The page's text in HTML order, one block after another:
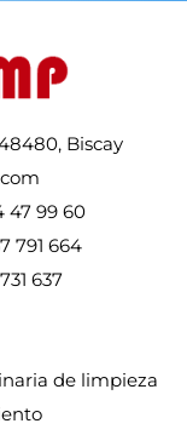
Biscay
47 99 60
791 664
637
de limpieza